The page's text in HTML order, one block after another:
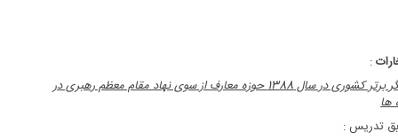
:
پژوهشگر برتر کشوری در سال 1388 حوزه معارف از سوی نهاد مقام معظم رهبری در
ها
تدریس :